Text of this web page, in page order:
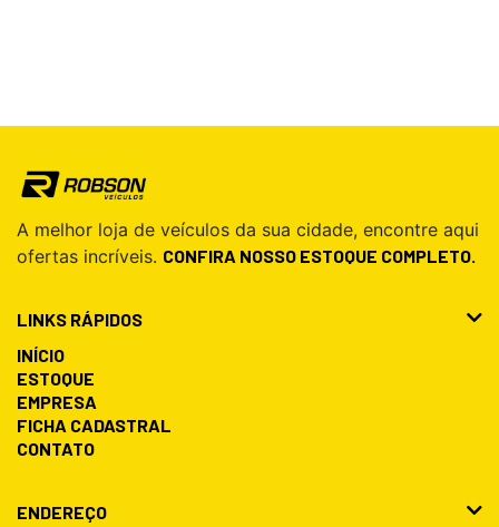
A melhor loja de veículos da sua cidade, encontre aqui
ofertas incríveis. CONFIRA NOSSO ESTOQUE COMPLETO.
LINKS RÁPIDOS
INÍCIO
ESTOQUE
EMPRESA
FICHA CADASTRAL
CONTATO
ENDEREÇO